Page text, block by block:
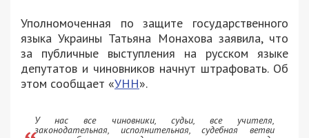
Уполномоченная по защите государственного
языка Украины Татьяна Монахова заявила, что
за публичные выступления на русском языке
депутатов и чиновников начнут штрафовать. Об
этом сообщает «УНН».
У нас все чиновники, судьи, все учителя,
законодательная, исполнительная, судебная ветви